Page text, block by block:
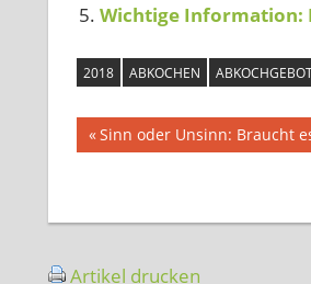
Wichtige Information:
2018 ABKOCHEN
Vorheriger
Beitrag:
Sinn oder Unsinn: Braucht
Artikel drucken